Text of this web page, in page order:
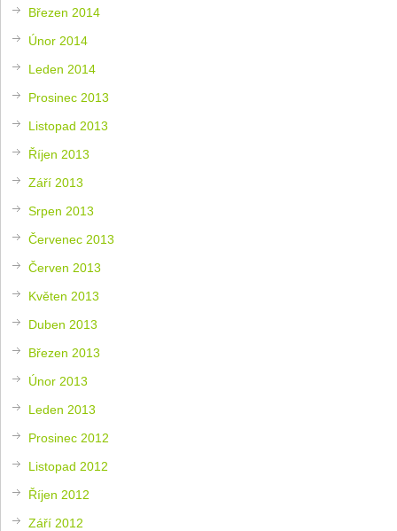
Březen 2014
Únor 2014
Leden 2014
Prosinec 2013
Listopad 2013
Říjen 2013
Září 2013
Srpen 2013
Červenec 2013
Červen 2013
Květen 2013
Duben 2013
Březen 2013
Únor 2013
Leden 2013
Prosinec 2012
Listopad 2012
Říjen 2012
Září 2012